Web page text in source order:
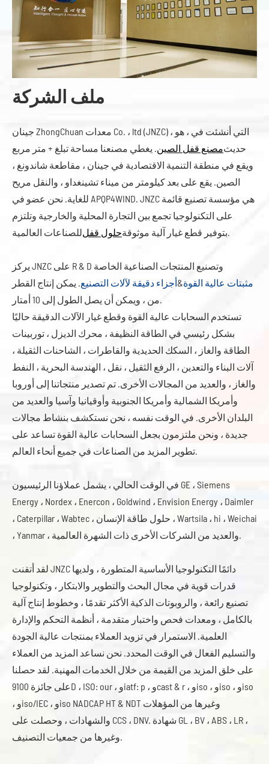
ملف الشركة
جينان ZhongChuan معدات Co. ، ltd (JNZC) ، التي أنشئت في ، هو
حديثمصنع قفل الصين. يغطي مصنعنا مساحة تبلغ + متر مربع
ويقع في منطقة التنمية الاقتصادية في جينان ، مقاطعة شاندونغ ،
الصين. يقع على بعد كيلومتر من ميناء تشينغداو ، والنقل مريح
للغاية. نحن عضو في APQP4WIND. JNZC هي مؤسسة تصنيع قائمة
على التكنولوجيا تجمع بين التجارة المحلية والخارجية وتلتزم
بتوفير قطع غيار آلية موثوقةحلول قفل للصناعات العالمية.
يركز JNZC على R & D وتصنيع المنتجات الصناعية الخاصة
مثبتات عالية القوة&أجزاء دقيقة لآلات التصنيع. يمكن إنتاج القطر
من ، ويمكن أن يصل الطول إلى 10 أمتار.
تستخدم السحابات عالية القوة وقطع غيار الآلات الدقيقة حاليًا
بشكل رئيسي في الطاقة النظيفة ، محرك الديزل ، توربينات
الطاقة والغاز ، السكك الحديدية والقاطرات ، الشاحنات الثقيلة ،
آلات البناء والتعدين ، الرفع الثقيل ، نقل ، الهندسة البحرية ، النفط
والغاز ، والعديد من المجالات الأخرى. تم تصدير منتجاتنا إلى أوروبا
وأمريكا الشمالية وأمريكا الجنوبية وأوقيانيا وآسيا والعديد من
البلدان الأخرى. في الوقت نفسه ، نحن نستكشف بنشاط مجالات
جديدة ، ونحن ملتزمون بجعل السحابات عالية القوة تساعد على
تطوير المزيد من الصناعات في جميع أنحاء العالم.
في الوقت الحالي ، يشمل عملاؤنا الرئيسيون GE ، Siemens
Energy ، Nordex ، Enercon ، Goldwind ، Envision Energy ، Daimler
، Caterpillar ، Wabtec ، حلول طاقة الإنسان ، Wartsila ، hi ، Weichai
، Yanmar ، والعديد من الشركات الأخرى ذات الشهرة العالمية.
لقد أتقنت JNZC دائمًا التكنولوجيا الأساسية المتطورة ، ولديها
قدرات قوية في مجال البحث والتطوير والابتكار ، وتكنولوجيا
تصنيع رائعة ، والروبوتات الذكية الأكثر تقدمًا ، وخطوط إنتاج آلية
بالكامل ، ومعدات فحص واختبار متقدمة ، أنظمة التحكم والإدارة
العلمية. الاستمرار في تزويد العملاء بمنتجات عالية الجودة
والتسليم الفعال في الوقت المحدد. نحن نساعد المزيد من العملاء
على خلق المزيد من القيمة من خلال الخدمات المهنية. لقد حصلنا
على جائزة 9100D ، ISO: our ، وiatf: p ، وcast & r ، وiso ، وiso ، وiso
، وiso/IEC ، وiso NADCAP HT & NDT وغيرها من المؤهلات
والشهادات ، وحصلت على CCS ، DNV. شهادة GL ، BV ، ABS ، LR ،
وغيرها من جمعيات التصنيف.